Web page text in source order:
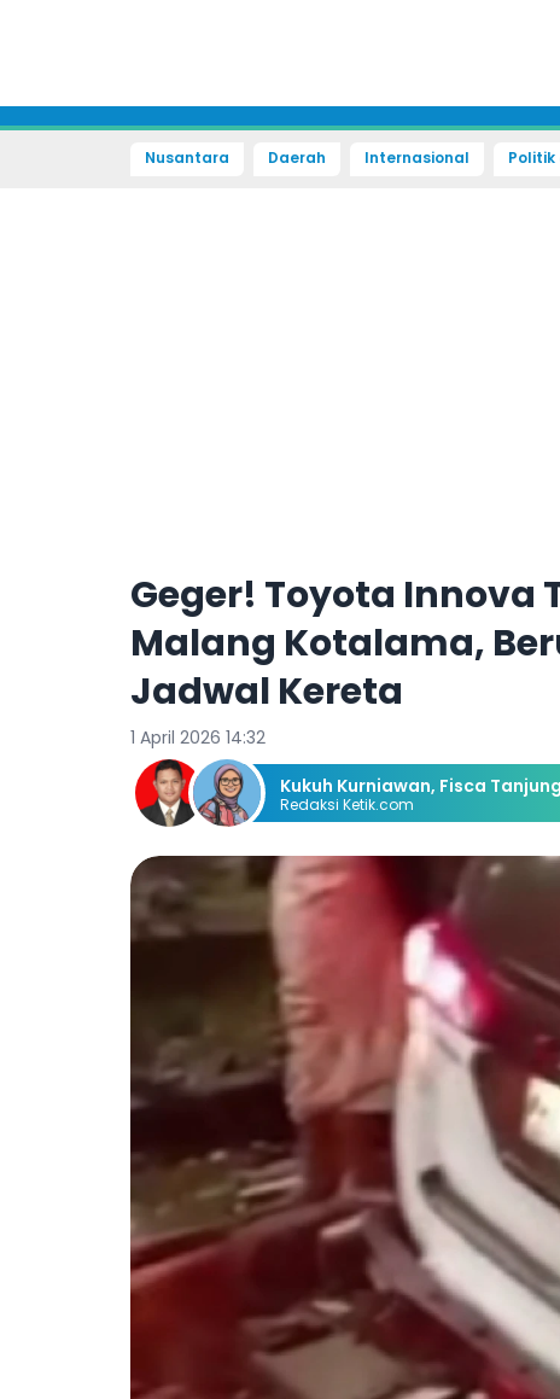
Nusantara Daerah Internasional Politik
Geger! Toyota Innova
Malang Kotalama,
Jadwal Kereta
1 April 2026 14:32
Kukuh Kurniawan, Fisca Tanjung
Redaksi Ketik.com